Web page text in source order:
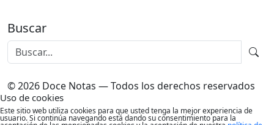
Buscar
© 2026 Doce Notas — Todos los derechos reservados
Uso de cookies
Este sitio web utiliza cookies para que usted tenga la mejor experiencia de
usuario. Si continúa navegando está dando su consentimiento para la